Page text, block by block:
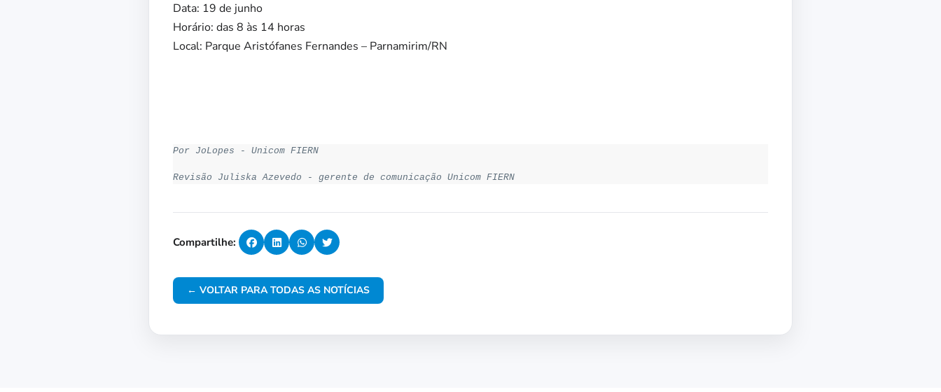
Data: 19 de junho
Horário: das 8 às 14 horas
Local: Parque Aristófanes Fernandes – Parnamirim/RN
Por JoLopes - Unicom FIERN
Revisão Juliska Azevedo - gerente de comunicação Unicom FIERN
Compartilhe:
← VOLTAR PARA TODAS AS NOTÍCIAS